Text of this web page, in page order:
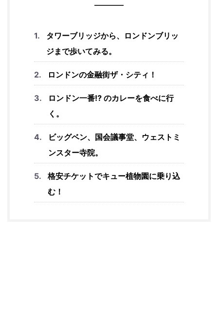
タワーブリッジから、ロンドンブリッ
ジまで歩いてみる。
ロンドンの金融街ザ・シティ！
ロンドン一番⁉︎ のカレーを食べに行
く。
ビッグベン、国会議事堂、ウェストミ
ンスター寺院。
格安チケットでキュー植物園に乗り込
む！